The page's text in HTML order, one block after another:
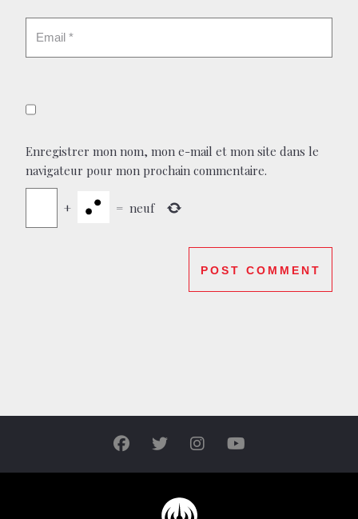
Enregistrer mon nom, mon e-mail et mon site dans le
navigateur pour mon prochain commentaire.
+ = neuf